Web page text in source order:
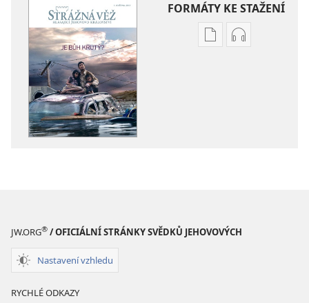
FORMÁTY KE STAŽENÍ
FormátyFormáty
JW.ORG® / OFICIÁLNÍ STRÁNKY SVĚDKŮ JEHOVOVÝCH
Nastavení vzhledu
RYCHLÉ ODKAZY